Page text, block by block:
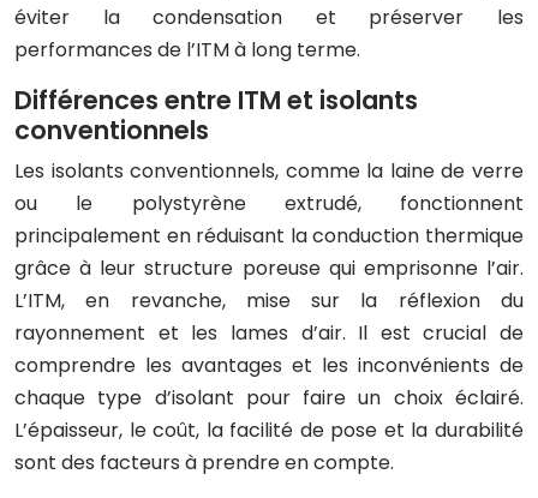
éviter la condensation et préserver les
performances de l’ITM à long terme.
Différences entre ITM et isolants
conventionnels
Les isolants conventionnels, comme la laine de verre
ou le polystyrène extrudé, fonctionnent
principalement en réduisant la conduction thermique
grâce à leur structure poreuse qui emprisonne l’air.
L’ITM, en revanche, mise sur la réflexion du
rayonnement et les lames d’air. Il est crucial de
comprendre les avantages et les inconvénients de
chaque type d’isolant pour faire un choix éclairé.
L’épaisseur, le coût, la facilité de pose et la durabilité
sont des facteurs à prendre en compte.